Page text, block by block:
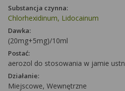
Substancja czynna:
Chlorhexidinum, Lidocainum
Dawka:
(20mg+5mg)/10ml
Postać:
aerozol do stosowania w jamie
Działanie:
Miejscowe, Wewnętrzne